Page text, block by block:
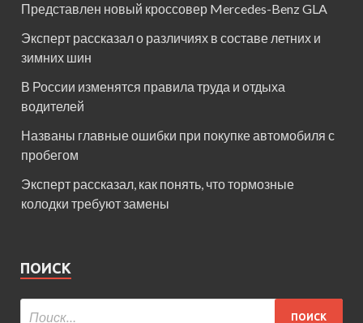
Представлен новый кроссовер Mercedes-Benz GLA
Эксперт рассказал о различиях в составе летних и
зимних шин
В России изменятся правила труда и отдыха
водителей
Названы главные ошибки при покупке автомобиля с
пробегом
Эксперт рассказал, как понять, что тормозные
колодки требуют замены
ПОИСК